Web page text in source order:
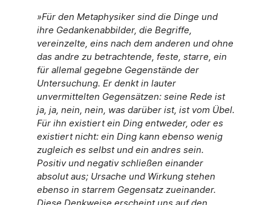
»Für den Metaphysiker sind die Dinge und
ihre Gedankenabbilder, die Begriffe,
vereinzelte, eins nach dem anderen und ohne
das andre zu betrachtende, feste, starre, ein
für allemal gegebne Gegenstände der
Untersuchung. Er denkt in lauter
unvermittelten Gegensätzen: seine Rede ist
ja, ja, nein, nein, was darüber ist, ist vom Übel.
Für ihn existiert ein Ding entweder, oder es
existiert nicht: ein Ding kann ebenso wenig
zugleich es selbst und ein andres sein.
Positiv und negativ schließen einander
absolut aus; Ursache und Wirkung stehen
ebenso in starrem Gegensatz zueinander.